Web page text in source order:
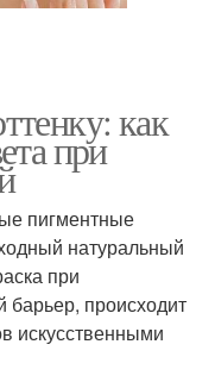
как
при
пигментные
натуральный
при
происходит
искусственными